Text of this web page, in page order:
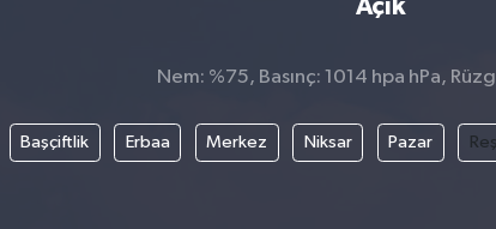
Açık
Nem: %75, Basınç: 1014 hpa hPa,
Başçiftlik Erbaa Merkez Niksar Pazar